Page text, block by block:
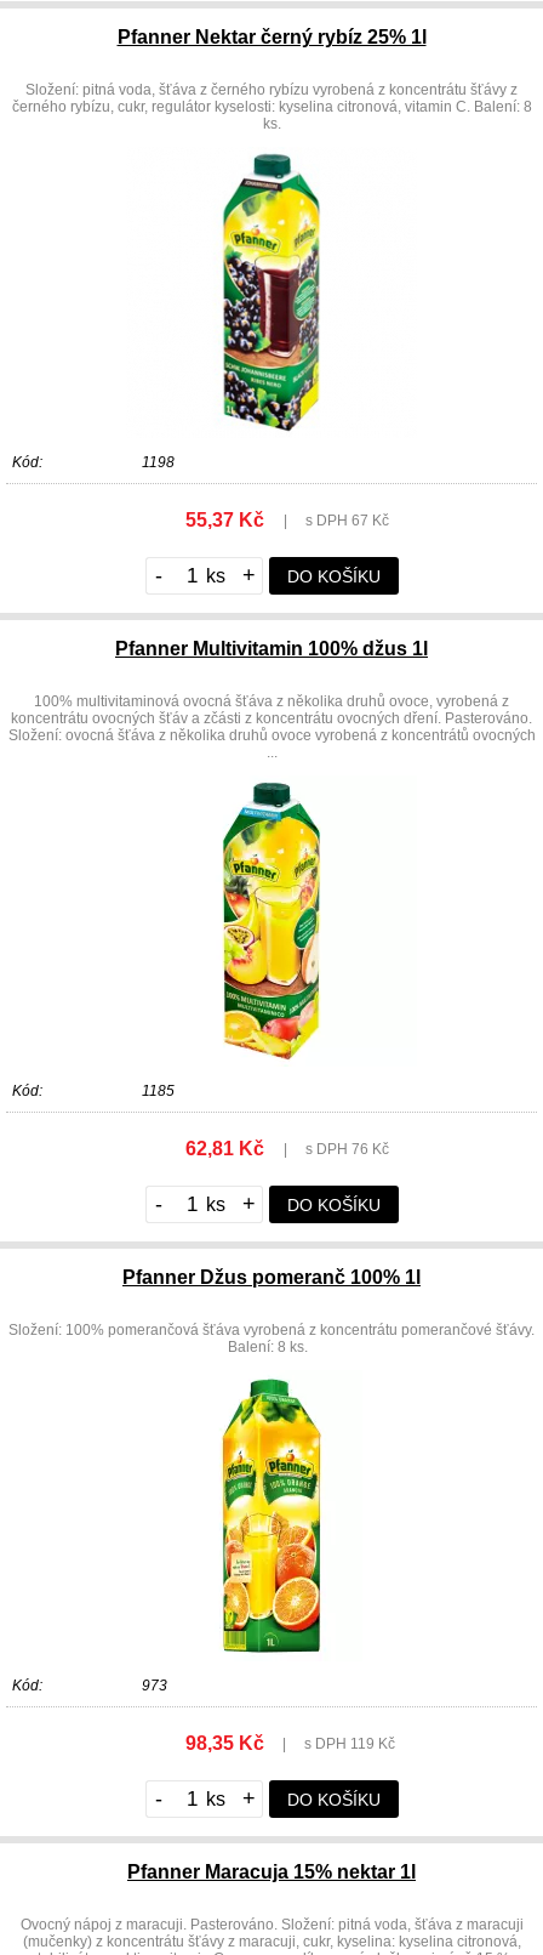
Pfanner Nektar černý rybíz 25% 1l
Složení: pitná voda, šťáva z černého rybízu vyrobená z koncentrátu šťávy z
černého rybízu, cukr, regulátor kyselosti: kyselina citronová, vitamin C. Balení: 8
ks.
Kód: 1198
55,37 Kč s DPH 67 Kč
- + DO KOŠÍKU
Pfanner Multivitamin 100% džus 1l
100% multivitaminová ovocná šťáva z několika druhů ovoce, vyrobená z
koncentrátu ovocných šťáv a zčásti z koncentrátu ovocných dření. Pasterováno.
Složení: ovocná šťáva z několika druhů ovoce vyrobená z koncentrátů ovocných
...
Kód: 1185
62,81 Kč s DPH 76 Kč
- + DO KOŠÍKU
Pfanner Džus pomeranč 100% 1l
Složení: 100% pomerančová šťáva vyrobená z koncentrátu pomerančové šťávy.
Balení: 8 ks.
Kód: 973
98,35 Kč s DPH 119 Kč
- + DO KOŠÍKU
Pfanner Maracuja 15% nektar 1l
Ovocný nápoj z maracuji. Pasterováno. Složení: pitná voda, šťáva z maracuji
(mučenky) z koncentrátu šťávy z maracuji, cukr, kyselina: kyselina citronová,